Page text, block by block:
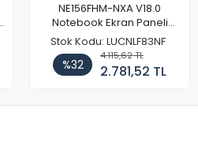
NE156FHM-NXA V18.0
Notebook Ekran Paneli
144Hz
Stok Kodu: LUCNLF83NF
%32
4.115,62 TL
2.781,52 TL